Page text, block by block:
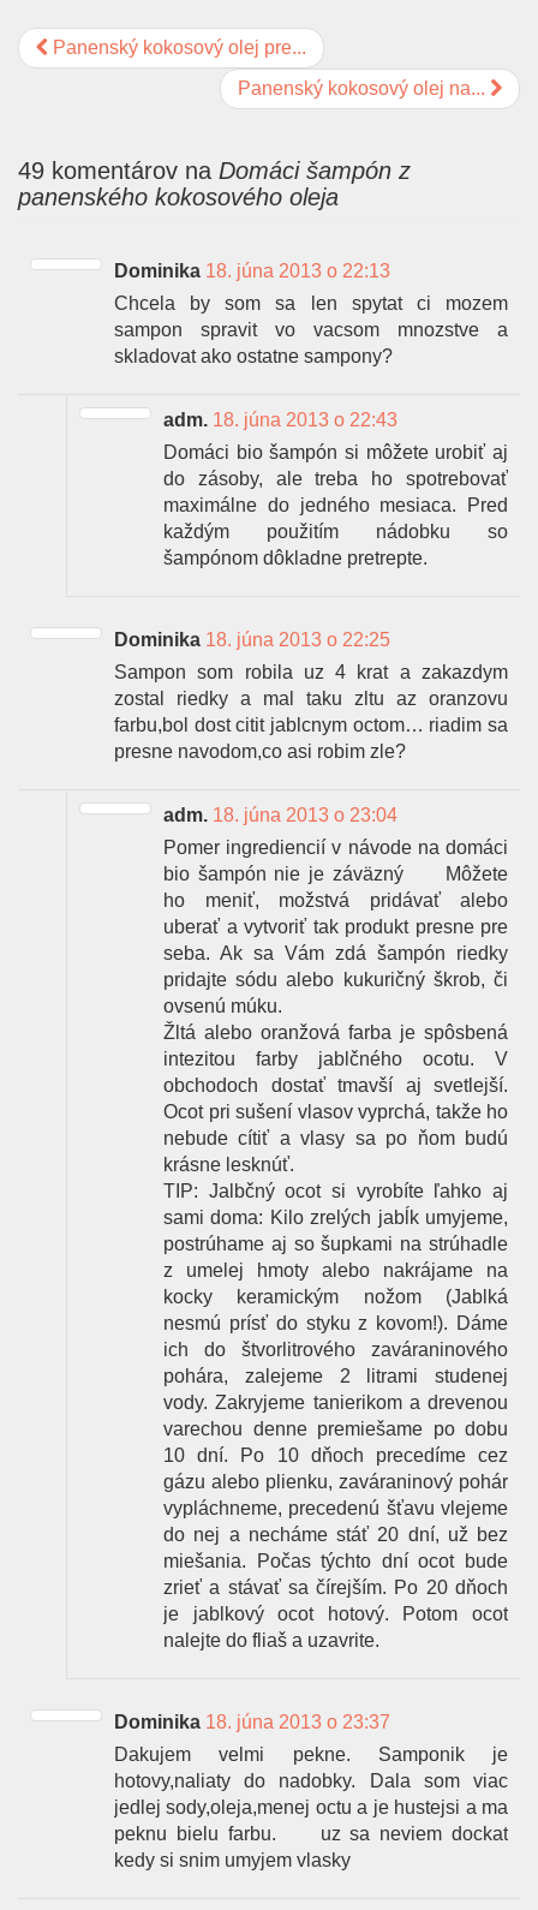
Panenský kokosový olej pre...
Panenský kokosový olej na...
49 komentárov na Domáci šampón z
panenského kokosového oleja
Dominika 18. júna 2013 o 22:13
Chcela by som sa len spytat ci mozem
sampon spravit vo vacsom mnozstve a
skladovat ako ostatne sampony?
adm. 18. júna 2013 o 22:43
Domáci bio šampón si môžete urobiť aj
do zásoby, ale treba ho spotrebovať
maximálne do jedného mesiaca. Pred
každým použitím nádobku so
šampónom dôkladne pretrepte.
Dominika 18. júna 2013 o 22:25
Sampon som robila uz 4 krat a zakazdym
zostal riedky a mal taku zltu az oranzovu
farbu,bol dost citit jablcnym octom… riadim sa
presne navodom,co asi robim zle?
adm. 18. júna 2013 o 23:04
Pomer ingrediencií v návode na domáci
bio šampón nie je záväzný
Môžete
ho meniť, možstvá pridávať alebo
uberať a vytvoriť tak produkt presne pre
seba. Ak sa Vám zdá šampón riedky
pridajte sódu alebo kukuričný škrob, či
ovsenú múku.
Žltá alebo oranžová farba je spôsbená
intezitou farby jablčného ocotu. V
obchodoch dostať tmavší aj svetlejší.
Ocot pri sušení vlasov vyprchá, takže ho
nebude cítiť a vlasy sa po ňom budú
krásne lesknúť.
TIP: Jalbčný ocot si vyrobíte ľahko aj
sami doma: Kilo zrelých jabĺk umyjeme,
postrúhame aj so šupkami na strúhadle
z umelej hmoty alebo nakrájame na
kocky keramickým nožom (Jablká
nesmú prísť do styku z kovom!). Dáme
ich do štvorlitrového zaváraninového
pohára, zalejeme 2 litrami studenej
vody. Zakryjeme tanierikom a drevenou
varechou denne premiešame po dobu
10 dní. Po 10 dňoch precedíme cez
gázu alebo plienku, zaváraninový pohár
vypláchneme, precedenú šťavu vlejeme
do nej a necháme stáť 20 dní, už bez
miešania. Počas týchto dní ocot bude
zrieť a stávať sa čírejším. Po 20 dňoch
je jablkový ocot hotový. Potom ocot
nalejte do fliaš a uzavrite.
Dominika 18. júna 2013 o 23:37
Dakujem velmi pekne. Samponik je
hotovy,naliaty do nadobky. Dala som viac
jedlej sody,oleja,menej octu a je hustejsi a ma
peknu bielu farbu.
uz sa neviem dockat
kedy si snim umyjem vlasky